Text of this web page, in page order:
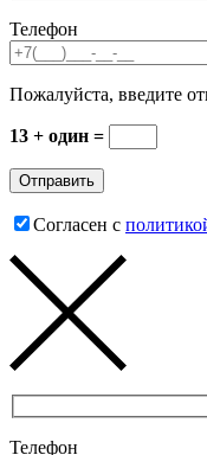
Телефон
Пожалуйста, введите
13 + один =
Согласен с
Телефон